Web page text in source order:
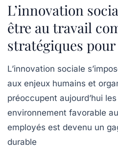
L’innovation
être au travail
stratégiques
L’innovation sociale
aux enjeux humains et
préoccupent aujourd’hui
environnement favorable
employés est devenu un
durable